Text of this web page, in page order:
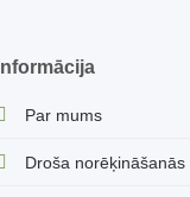
Informācija
Par mums
Droša norēķināšanās